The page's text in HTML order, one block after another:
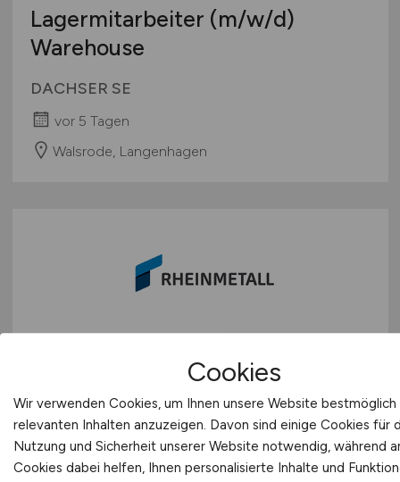
Lagermitarbeiter (m/w/d)
Warehouse
DACHSER SE
vor 5 Tagen
Walsrode, Langenhagen
Werkstudent Bauabteilung
Rheinmetall Waffe Munition GmbH
vor 5 Tagen
Cookies
Wir verwenden Cookies, um Ihnen unsere Website
relevanten Inhalten anzuzeigen. Davon sind einige Cookies für
Nutzung und Sicherheit unserer Website notwendig, während
Cookies dabei helfen, Ihnen personalisierte Inhalte und